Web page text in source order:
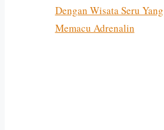
Dengan Wisata Seru Yang
Memacu Adrenalin